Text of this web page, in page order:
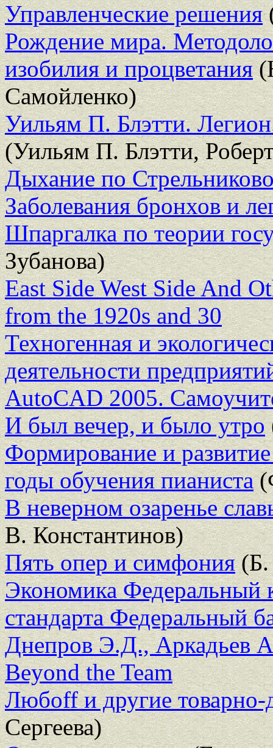
Управленческие решения
Рождение мира.
изобилия и процветания
Самойленко)
Уильям П. Блэтти.
(Уильям П. Блэтти,
Дыхание по
Заболевания бронхов и
Шпаргалка по теории
Зубанова)
East Side West Side And
from the 1920s and 30
Техногенная и
деятельности
AutoCAD 2005.
И был вечер, и было утро
Формирование и
годы обучения пианиста
В неверном озаренье
В. Константинов)
Пять опер и симфония(Б.
Экономика Федеральный
стандарта Федеральный
Днепров Э.Д., Аркадьев
Beyond the Team
Любоff и другие
Сергеева)